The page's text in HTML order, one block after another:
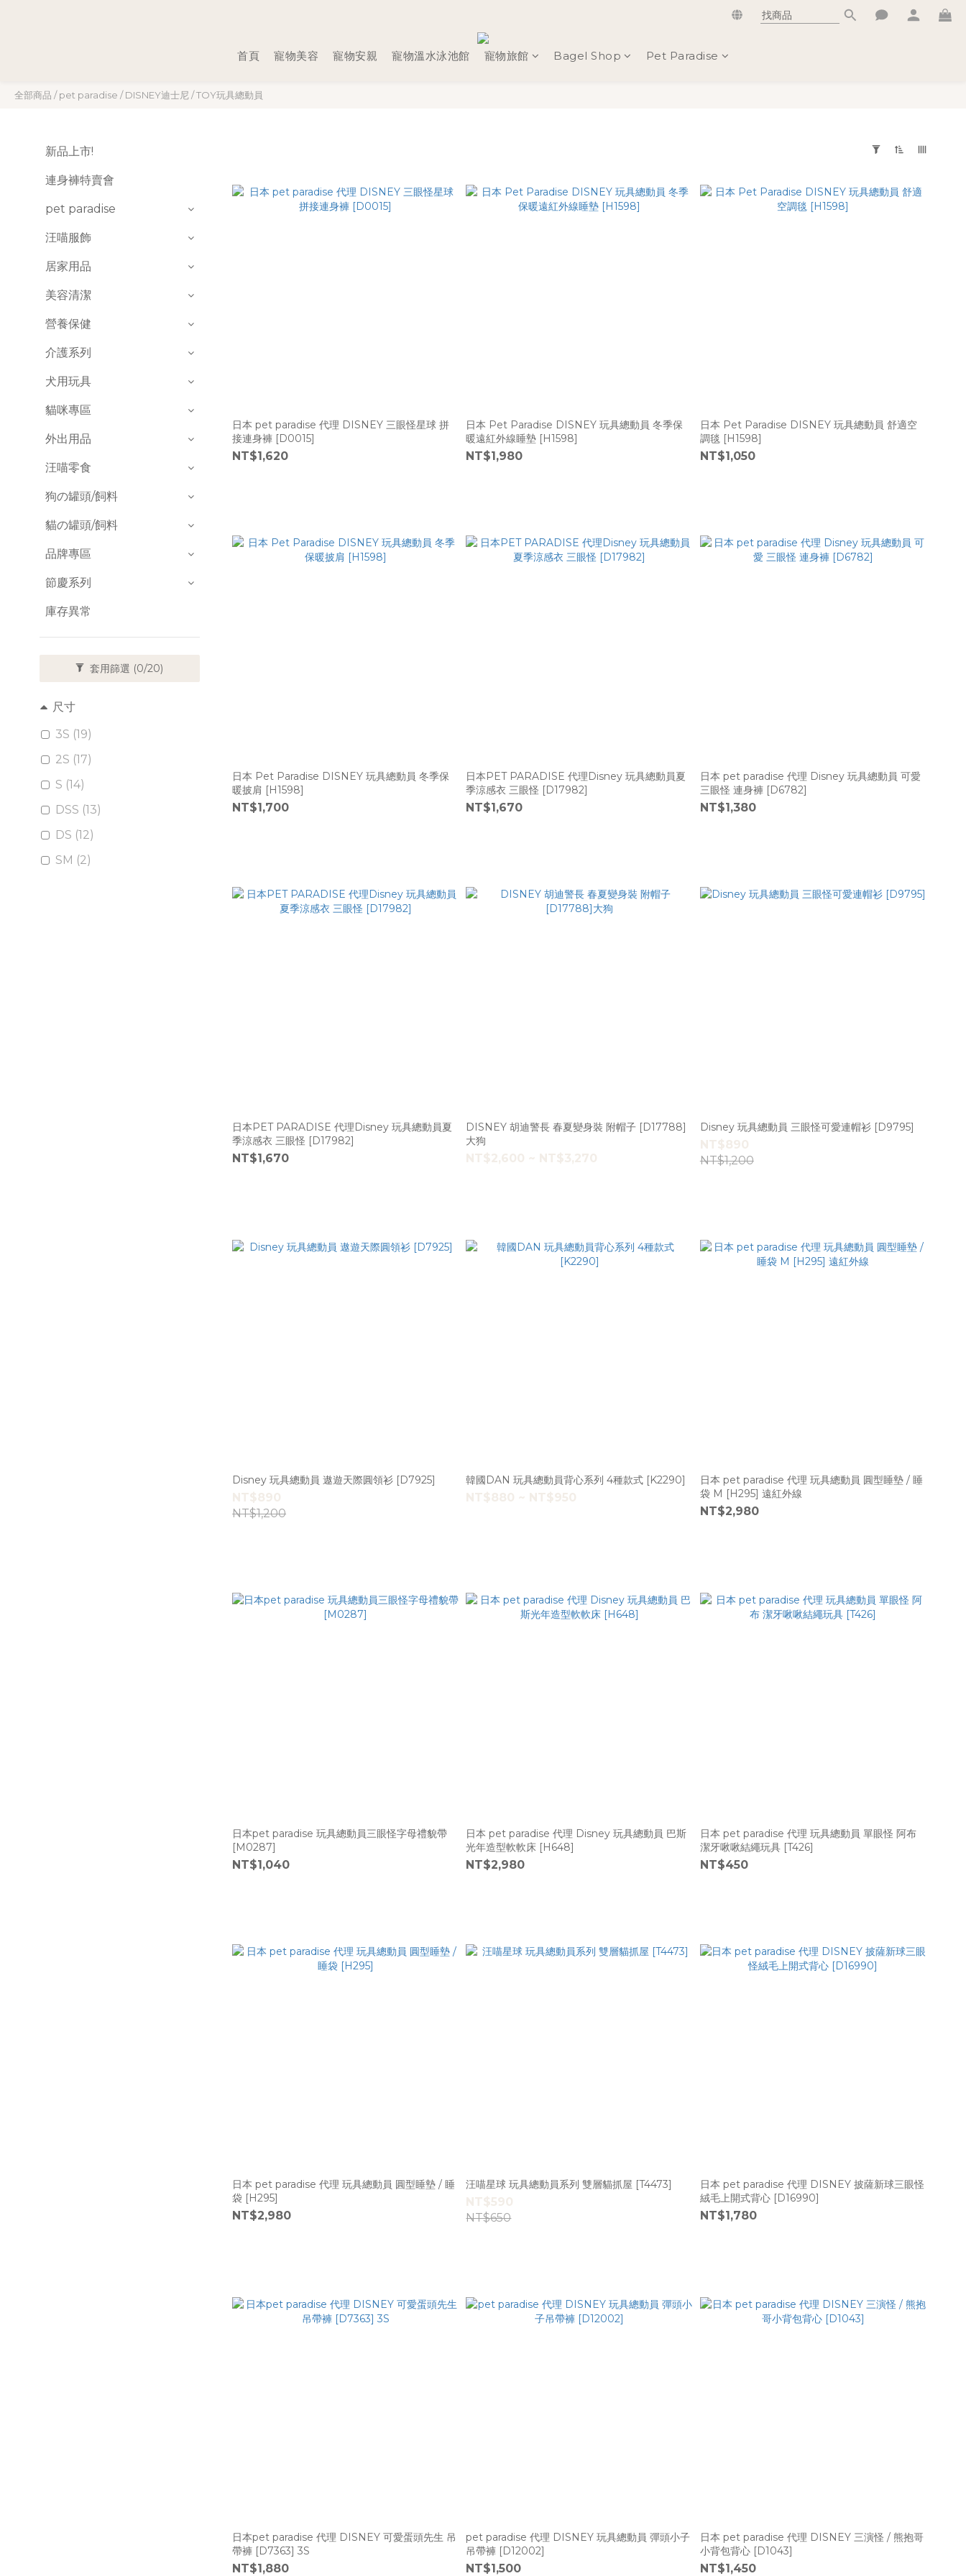
首頁 寵物美容 寵物安親 寵物溫水泳池館 寵物旅館 Bagel Shop Pet Paradise
全部商品 /pet paradise /DISNEY迪士尼/TOY玩具總動員
新品上市!
連身褲特賣會
pet paradise
汪喵服飾
居家用品
美容清潔
營養保健
介護系列
犬用玩具
貓咪專區
外出用品
汪喵零食
狗の罐頭/飼料
貓の罐頭/飼料
品牌專區
節慶系列
庫存異常
套用篩選 (0/20)
尺寸
3S (19)
2S (17)
S (14)
DSS (13)
DS (12)
SM (2)
日本 pet paradise 代理 DISNEY 三眼怪星球 拼
接連身褲 [D0015]
NT$1,620
日本 Pet Paradise DISNEY 玩具總動員 冬季保
暖遠紅外線睡墊 [H1598]
NT$1,980
日本 Pet Paradise DISNEY 玩具總動員 舒適空
調毯 [H1598]
NT$1,050
日本 Pet Paradise DISNEY 玩具總動員 冬季保
暖披肩 [H1598]
NT$1,700
日本PET PARADISE 代理Disney 玩具總動員夏
季涼感衣 三眼怪 [D17982]
NT$1,670
日本 pet paradise 代理 Disney 玩具總動員 可愛
三眼怪 連身褲 [D6782]
NT$1,380
日本PET PARADISE 代理Disney 玩具總動員夏
季涼感衣 三眼怪 [D17982]
NT$1,670
DISNEY 胡迪警長 春夏變身裝 附帽子 [D17788]
大狗
NT$2,600 ~ NT$3,270
Disney 玩具總動員 三眼怪可愛連帽衫 [D9795]
NT$890
NT$1,200
Disney 玩具總動員 遨遊天際圓領衫 [D7925]
NT$890
NT$1,200
韓國DAN 玩具總動員背心系列 4種款式 [K2290]
NT$880 ~ NT$950
日本 pet paradise 代理 玩具總動員 圓型睡墊 / 睡
袋 M [H295] 遠紅外線
NT$2,980
日本pet paradise 玩具總動員三眼怪字母禮貌帶
[M0287]
NT$1,040
日本 pet paradise 代理 Disney 玩具總動員 巴斯
光年造型軟軟床 [H648]
NT$2,980
日本 pet paradise 代理 玩具總動員 單眼怪 阿布
潔牙啾啾結繩玩具 [T426]
NT$450
日本 pet paradise 代理 玩具總動員 圓型睡墊 / 睡
袋 [H295]
NT$2,980
汪喵星球 玩具總動員系列 雙層貓抓屋 [T4473]
NT$590
NT$650
日本 pet paradise 代理 DISNEY 披薩新球三眼怪
絨毛上開式背心 [D16990]
NT$1,780
日本pet paradise 代理 DISNEY 可愛蛋頭先生 吊
帶褲 [D7363] 3S
NT$1,880
pet paradise 代理 DISNEY 玩具總動員 彈頭小子
吊帶褲 [D12002]
NT$1,500
日本 pet paradise 代理 DISNEY 三演怪 / 熊抱哥
小背包背心 [D1043]
NT$1,450